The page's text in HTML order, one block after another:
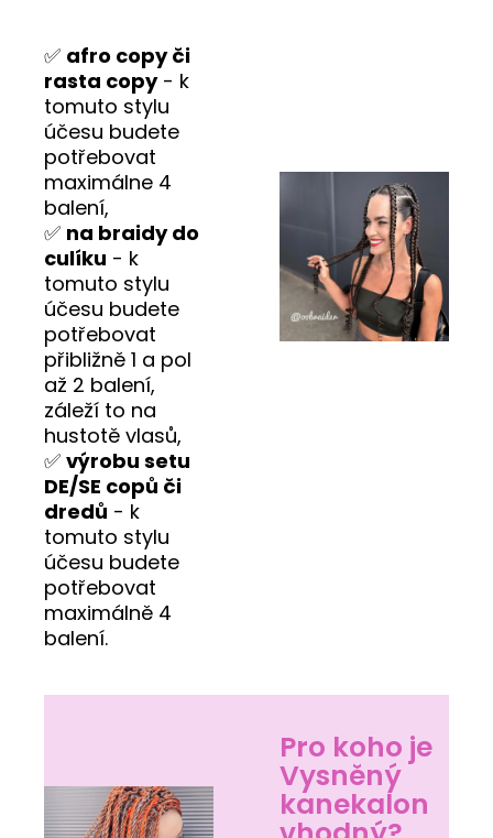
✅ afro copy či
rasta copy- k
tomuto stylu
účesu budete
potřebovat
maximálne 4
balení,
✅ na braidy do
culíku - k
tomuto stylu
účesu budete
potřebovat
přibližně 1 a pol
až 2 balení,
záleží to na
hustotě vlasů,
✅ výrobu setu
DE/SE copů či
dredů - k
tomuto stylu
účesu budete
potřebovat
maximálně 4
balení.
Pro koho je
Vysněný
kanekalon